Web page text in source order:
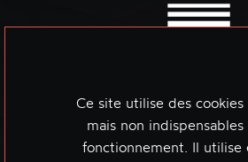
Ce site utilise des cookies
mais non indispensables
fonctionnement. Il utilise